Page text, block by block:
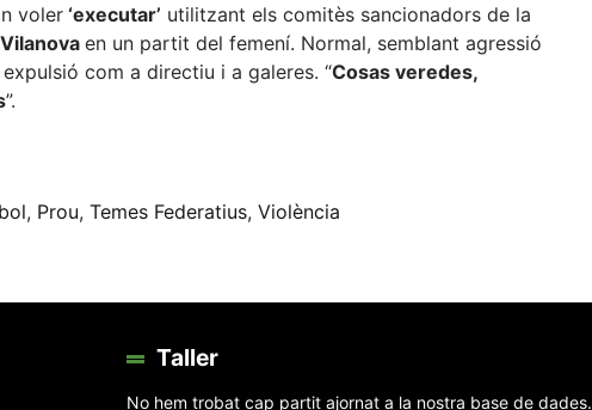
voler ‘executar’ utilitzant els comitès sancionadors de la
en un partit del femení. Normal, semblant agressió
com a directiu i a galeres. “Cosas veredes,
”.
, Prou, Temes Federatius, Violència
Taller
No hem trobat cap partit ajornat a la nostra base de dades.